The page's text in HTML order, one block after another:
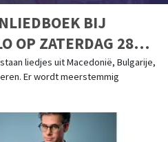
BIJ
OP ZATERDAG 28
liedjes uit Macedonië, Bulgarije,
Er wordt meerstemmig